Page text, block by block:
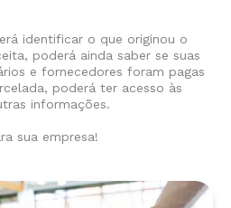
identificar o que originou o
poderá ainda saber se suas
e fornecedores foram pagas
poderá ter acesso às
informações.
sua empresa!